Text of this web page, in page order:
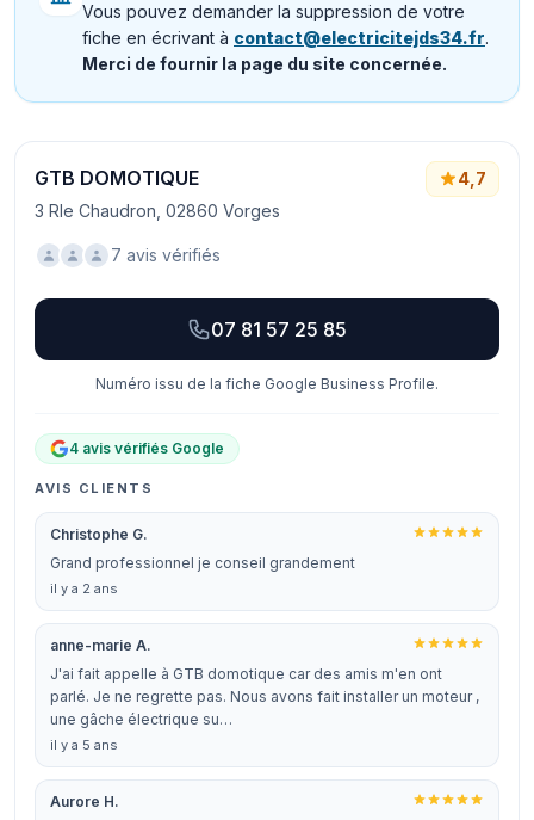
Vous pouvez demander la suppression de votre
fiche en écrivant à contact@electricitejds34.fr.
Merci de fournir la page du site concernée.
GTB DOMOTIQUE
3 Rle Chaudron, 02860 Vorges
4,7
7 avis vérifiés
07 81 57 25 85
Numéro issu de la fiche Google Business Profile.
4 avis vérifiés Google
AVIS CLIENTS
Christophe G.
Grand professionnel je conseil grandement
il y a 2 ans
anne-marie A.
J'ai fait appelle à GTB domotique car des amis m'en ont
parlé. Je ne regrette pas. Nous avons fait installer un moteur ,
une gâche électrique su…
il y a 5 ans
Aurore H.